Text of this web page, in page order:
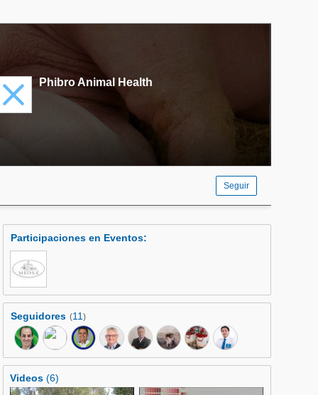
Phibro Animal Health
Seguir
Participaciones en Eventos:
Seguidores (11)
Videos(6)